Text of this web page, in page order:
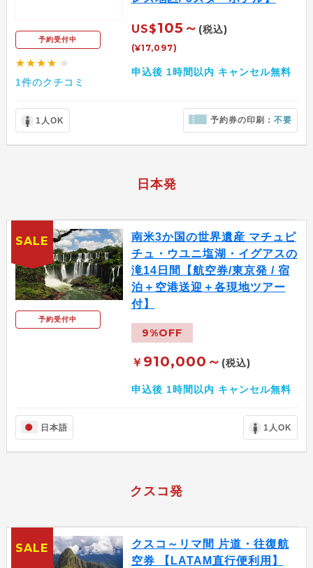
予約受付中
★★★★ ★
1件のクチコミ
US$105～ (税込)
(¥17,097)
申込後 1時間以内 キャンセル無料
1人OK 予約券の印刷：不要
日本発
予約受付中
南米3か国の世界遺産 マチュピ
チュ・ウユニ塩湖・イグアスの
滝14日間【航空券/東京発 / 宿
泊＋空港送迎＋各現地ツアー
付】
9%OFF
￥ 910,000～ (税込)
申込後 1時間以内 キャンセル無料
日本語 1人OK
SALE
クスコ発
クスコ～リマ間 片道・往復航
空券 【LATAM直行便利用】
SALE